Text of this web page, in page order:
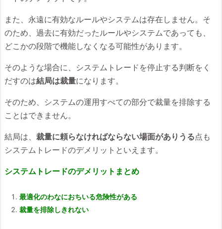
また、永遠に有効なルールやシステムは存在しません。そ
のため、過去に有効だったルールやシステムであっても、
どこかの段階で機能しなくなる可能性があります。
そのような場合に、システムトレードを停止する判断をく
だすのは結局は裁量になります。
そのため、システムの運用すべての部分で裁量を排除する
ことはできません。
結局は、 裁量に頼らなければならない場面がありうる点も
システムトレードのデメリットといえます。
システムトレードのデメリットまとめ
最適化のわなにおちいる危険性がある
裁量を排除しきれない